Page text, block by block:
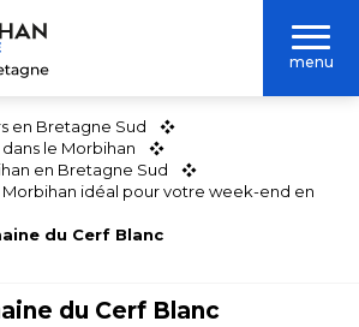
menu
en Bretagne Sud
le Morbihan
en Bretagne Sud
Morbihan idéal pour votre week-end en
du Cerf Blanc
du Cerf Blanc